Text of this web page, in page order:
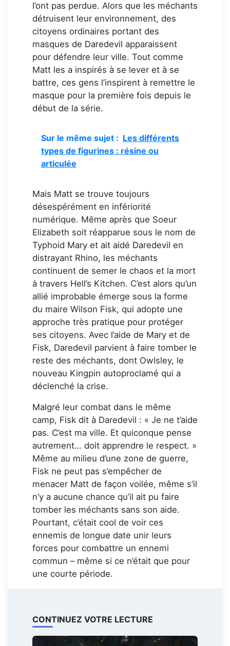
l’ont pas perdue. Alors que les méchants
détruisent leur environnement, des
citoyens ordinaires portant des
masques de Daredevil apparaissent
pour défendre leur ville. Tout comme
Matt les a inspirés à se lever et à se
battre, ces gens l’inspirent à remettre le
masque pour la première fois depuis le
début de la série.
Sur le même sujet : Les différents
types de figurines : résine ou
articulée
Mais Matt se trouve toujours
désespérément en infériorité
numérique. Même après que Soeur
Elizabeth soit réapparue sous le nom de
Typhoid Mary et ait aidé Daredevil en
distrayant Rhino, les méchants
continuent de semer le chaos et la mort
à travers Hell’s Kitchen. C’est alors qu’un
allié improbable émerge sous la forme
du maire Wilson Fisk, qui adopte une
approche très pratique pour protéger
ses citoyens. Avec l’aide de Mary et de
Fisk, Daredevil parvient à faire tomber le
reste des méchants, dont Owlsley, le
nouveau Kingpin autoproclamé qui a
déclenché la crise.
Malgré leur combat dans le même
camp, Fisk dit à Daredevil : « Je ne t’aide
pas. C’est ma ville. Et quiconque pense
autrement… doit apprendre le respect. »
Même au milieu d’une zone de guerre,
Fisk ne peut pas s’empêcher de
menacer Matt de façon voilée, même s’il
n’y a aucune chance qu’il ait pu faire
tomber les méchants sans son aide.
Pourtant, c’était cool de voir ces
ennemis de longue date unir leurs
forces pour combattre un ennemi
commun – même si ce n’était que pour
une courte période.
CONTINUEZ VOTRE LECTURE